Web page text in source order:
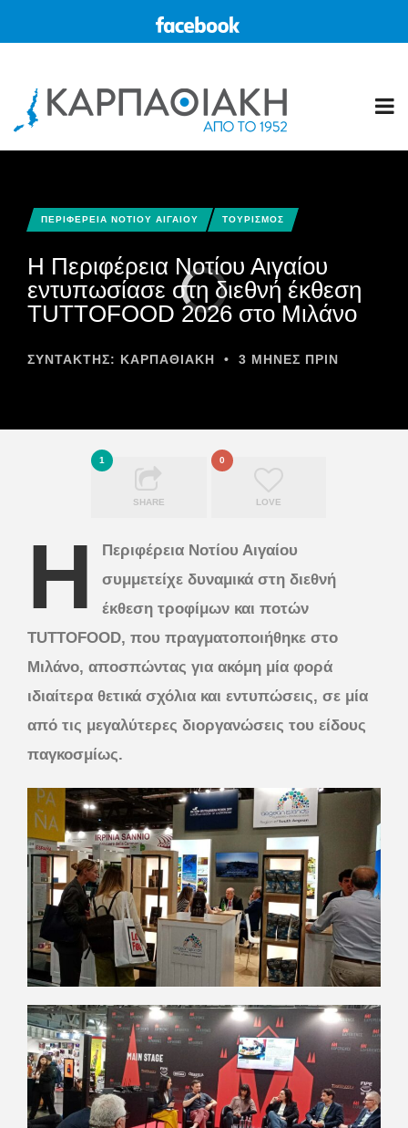
ΠΕΡΙΦΕΡΕΙΑ ΝΟΤΙΟΥ ΑΙΓΑΙΟΥ ΤΟΥΡΙΣΜΟΣ
Η Περιφέρεια Νοτίου Αιγαίου
εντυπωσίασε στη διεθνή έκθεση
TUTTOFOOD 2026 στο Μιλάνο
ΣΥΝΤΆΚΤΗΣ: ΚΑΡΠΑΘΙΑΚΗ • 3 ΜΉΝΕΣ ΠΡΙΝ
1
SHARE
0
LOVE
Η
Περιφέρεια Νοτίου Αιγαίου
συμμετείχε δυναμικά στη διεθνή
έκθεση τροφίμων και ποτών
TUTTOFOOD, που πραγματοποιήθηκε στο
Μιλάνο, αποσπώντας για ακόμη μία φορά
ιδιαίτερα θετικά σχόλια και εντυπώσεις, σε μία
από τις μεγαλύτερες διοργανώσεις του είδους
παγκοσμίως.